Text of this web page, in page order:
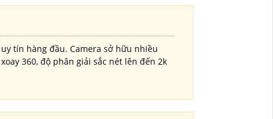
tín hàng đầu. Camera sở hữu nhiều
360, độ phân giải sắc nét lên đến 2k